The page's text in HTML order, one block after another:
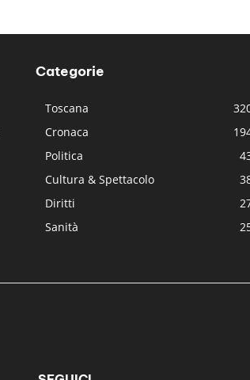
Categorie
Toscana
Cronaca
Politica
Cultura & Spettacolo
Diritti
Sanità